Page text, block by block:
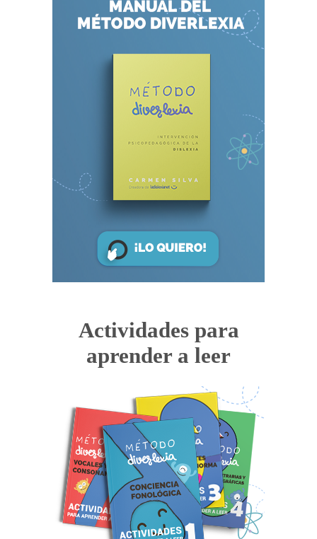
Actividades para
aprender a leer